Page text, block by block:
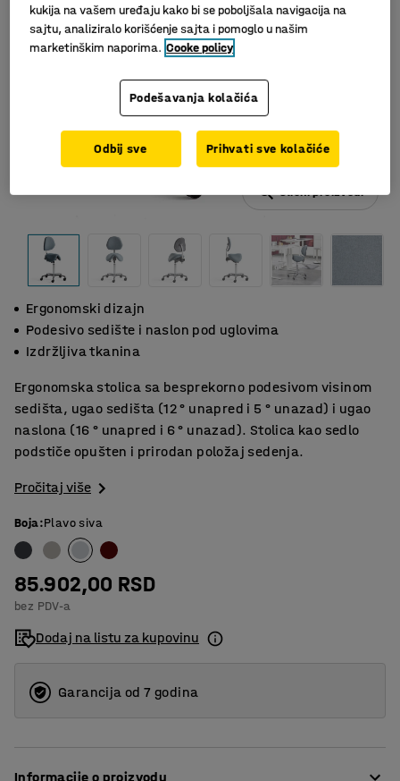
Slični proizvodi
Ergonomski dizajn
Podesivo sedište i naslon pod uglovima
Izdržljiva tkanina
Ergonomska stolica sa besprekorno podesivom visinom
sedišta, ugao sedišta (12 ° unapred i 5 ° unazad) i ugao
naslona (16 ° unapred i 6 ° unazad). Stolica kao sedlo
podstiče opušten i prirodan položaj sedenja.
Pročitaj više
Boja:Plavo siva
85.902,00 RSD
bez PDV-a
Dodaj na listu za kupovinu
Garancija od 7 godina
Informacije o proizvodu
kukija na vašem uređaju kako bi se poboljšala navigacija na
sajtu, analiziralo korišćenje sajta i pomoglo u našim
marketinškim naporima. Cooke policy
Podešavanja kolačića
Odbij sve Prihvati sve kolačiće